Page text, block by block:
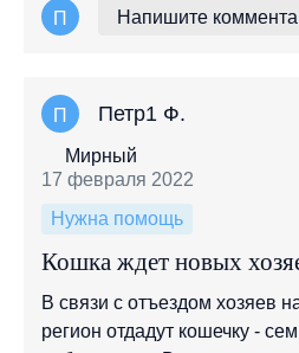
П Напишите
П Петр1 Ф.
Мирный
17 февраля 2022
Нужна помощь
Кошка ждет новых
В связи с отъездом хозяев
регион отдадут кошечку -